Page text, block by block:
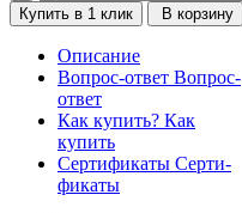
Купить в 1 клик В корзину
Описание
Вопрос-ответ Вопрос-
ответ
Как купить? Как
купить
Сертификаты Серти-
фикаты